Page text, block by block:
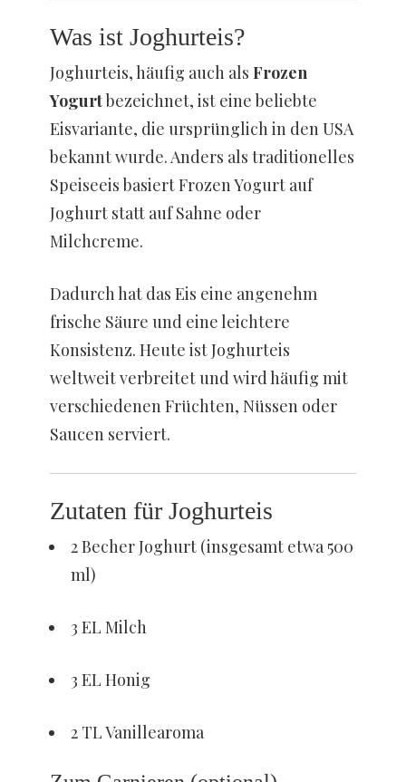
Was ist Joghurteis?
Joghurteis, häufig auch als Frozen
Yogurtbezeichnet, ist eine beliebte
Eisvariante, die ursprünglich in den USA
bekannt wurde. Anders als traditionelles
Speiseeis basiert Frozen Yogurt auf
Joghurt statt auf Sahne oder
Milchcreme.
Dadurch hat das Eis eine angenehm
frische Säure und eine leichtere
Konsistenz. Heute ist Joghurteis
weltweit verbreitet und wird häufig mit
verschiedenen Früchten, Nüssen oder
Saucen serviert.
Zutaten für Joghurteis
2 Becher Joghurt (insgesamt etwa 500
ml)
3 EL Milch
3 EL Honig
2 TL Vanillearoma